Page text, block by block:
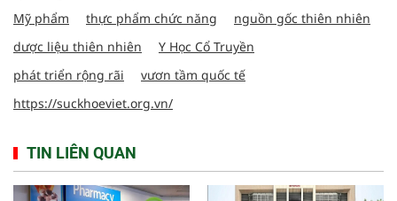
Mỹ phẩm
thực phẩm chức năng
nguồn gốc thiên nhiên
dược liệu thiên nhiên
Y Học Cổ Truyền
phát triển rộng rãi
vươn tầm quốc tế
https://suckhoeviet.org.vn/
TIN LIÊN QUAN